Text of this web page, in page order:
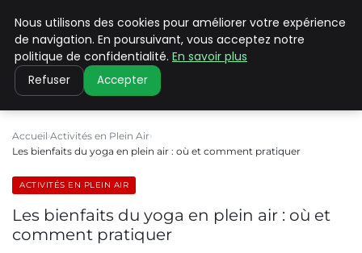
PILAT PATRIMOINES
Accueil Activités en Plein Air
Les bienfaits du yoga en plein air : où et comment pratiquer
ACTIVITÉS EN PLEIN AIR
Les bienfaits du yoga en plein air : où et
comment pratiquer
Nous utilisons des cookies pour améliorer votre expérience
de navigation. En poursuivant, vous acceptez notre
politique de confidentialité. En savoir plus
Refuser Accepter